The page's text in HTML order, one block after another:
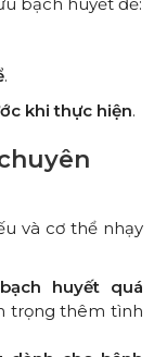
.
khi thực hiện.
và cơ thể nhạy
huyết quá
trọng thêm tình